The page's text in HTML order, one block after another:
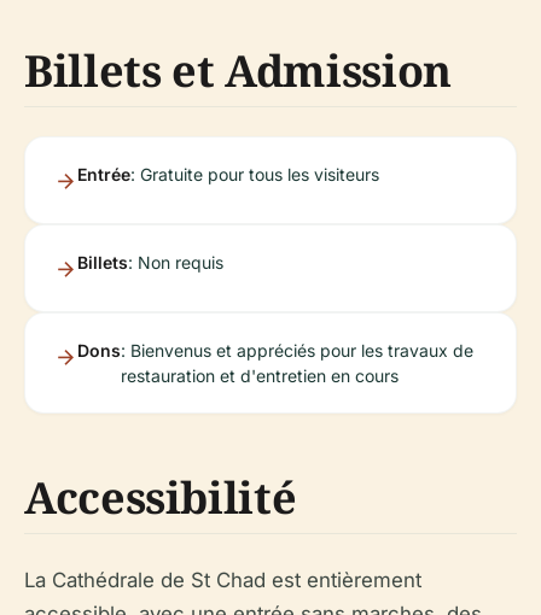
Billets et Admission
Entrée: Gratuite pour tous les visiteurs
Billets: Non requis
Dons: Bienvenus et appréciés pour les travaux de
restauration et d'entretien en cours
Accessibilité
La Cathédrale de St Chad est entièrement